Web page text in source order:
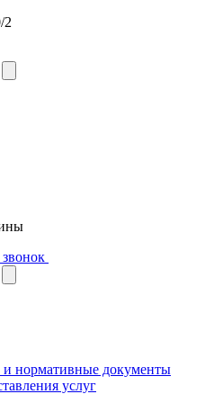
2
звонок
и нормативные документы
услуг